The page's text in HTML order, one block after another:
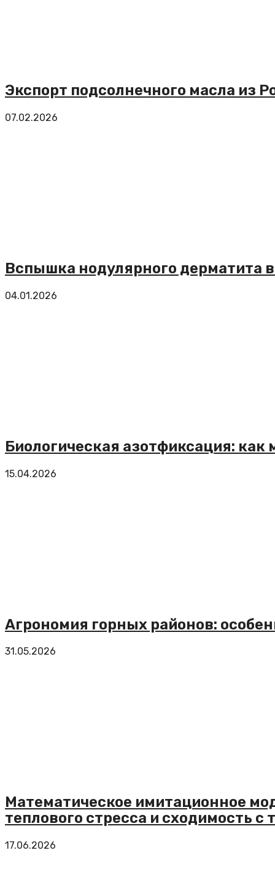
Экспорт подсолнечного масла из
07.02.2026
Вспышка нодулярного дерматита
04.01.2026
Биологическая азотфиксация:
15.04.2026
Агрономия горных районов:
31.05.2026
Математическое имитационное
теплового стресса и сходимость
17.06.2026